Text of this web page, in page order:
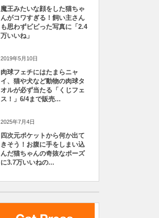
魔王みたいな顔をした猫ちゃ
んがコワすぎる！飼い主さん
も思わずビビった写真に「2.4
万いいね」
2019年5月10日
肉球フェチにはたまらニャ
イ、猫や犬など動物の肉球タ
オルが必ず当たる「くじフェ
ス！」6/4まで販売...
2025年7月4日
四次元ポケットから何か出て
きそう！お腹に手をしまい込
んだ猫ちゃんの奇抜なポーズ
に3.7万いいねの...